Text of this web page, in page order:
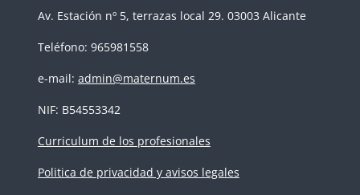
Av. Estación nº 5, terrazas local 29. 03003 Alicante
Teléfono: 965981558
e-mail: admin@maternum.es
NIF: B54553342
Curriculum de los profesionales
Politica de privacidad y avisos legales